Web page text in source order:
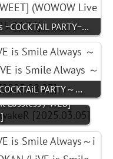
PARTY~…
PARTY～…
Lossless / WEB]